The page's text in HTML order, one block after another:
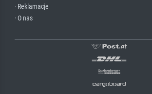
· Reklamacje
· O nas